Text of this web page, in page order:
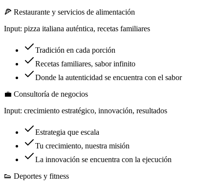
🍕 Restaurante y servicios de alimentación
Input: pizza italiana auténtica, recetas familiares
Tradición en cada porción
Recetas familiares, sabor infinito
Donde la autenticidad se encuentra con el sabor
💼 Consultoría de negocios
Input: crecimiento estratégico, innovación, resultados
Estrategia que escala
Tu crecimiento, nuestra misión
La innovación se encuentra con la ejecución
👟 Deportes y fitness